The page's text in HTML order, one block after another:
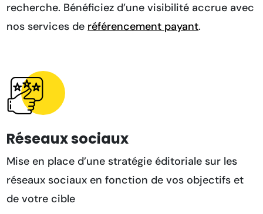
recherche. Bénéficiez d’une visibilité accrue avec
nos services de référencement payant.
Réseaux sociaux
Mise en place d’une stratégie éditoriale sur les
réseaux sociaux en fonction de vos objectifs et
de votre cible